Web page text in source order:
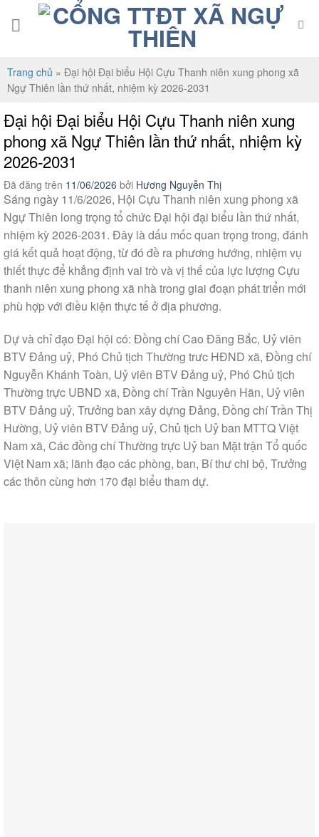
Chuyển
đến
Trang chủ » Đại hội Đại biểu Hội Cựu Thanh niên xung phong xã
Ngự Thiên lần thứ nhất, nhiệm kỳ 2026-2031
Đại hội Đại biểu Hội Cựu Thanh niên xung
phong xã Ngự Thiên lần thứ nhất, nhiệm kỳ
2026-2031
Đã đăng trên 11/06/2026 bởi Hương Nguyễn Thị
Sáng ngày 11/6/2026, Hội Cựu Thanh niên xung phong xã
Ngự Thiên long trọng tổ chức Đại hội đại biểu lần thứ nhất,
nhiệm kỳ 2026-2031. Đây là dấu mốc quan trọng trong, đánh
giá kết quả hoạt động, từ đó đề ra phương hướng, nhiệm vụ
thiết thực để khẳng định vai trò và vị thế của lực lượng Cựu
thanh niên xung phong xã nhà trong giai đoạn phát triển mới
phù hợp với điều kiện thực tế ở địa phương.
Dự và chỉ đạo Đại hội có: Đồng chí Cao Đăng Bắc, Uỷ viên
BTV Đảng uỷ, Phó Chủ tịch Thường trưc HĐND xã, Đồng chí
Nguyễn Khánh Toàn, Uỷ viên BTV Đảng uỷ, Phó Chủ tịch
Thường trực UBND xã, Đồng chí Trần Nguyên Hãn, Uỷ viên
BTV Đảng uỷ, Trưởng ban xây dựng Đảng, Đồng chí Trần Thị
Hường, Uỷ viên BTV Đảng uỷ, Chủ tịch Uỷ ban MTTQ Việt
Nam xã, Các đồng chí Thường trực Uỷ ban Mặt trận Tổ quốc
Việt Nam xã; lãnh đạo các phòng, ban, Bí thư chi bộ, Trưởng
các thôn cùng hơn 170 đại biểu tham dự.